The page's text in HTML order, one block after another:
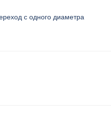
с одного диаметра